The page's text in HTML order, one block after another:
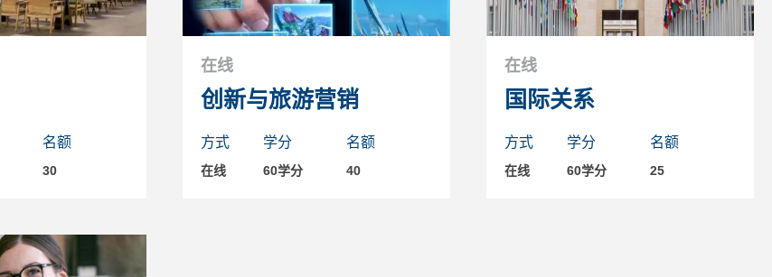
名额
30
在线
创新与旅游营销
方式
在线
学分
60学分
名额
40
在线
国际关系
方式
在线
学分
60学分
名额
25